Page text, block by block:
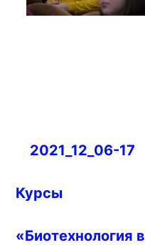
Навигация
записям
2021_12_06-17
Курсы
«Биотехнология в